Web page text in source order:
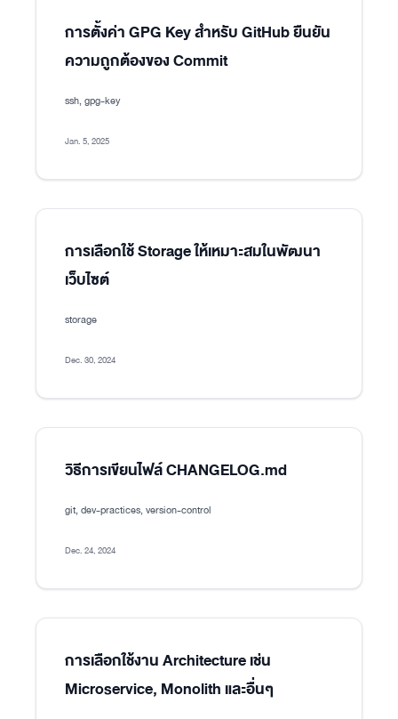
การตั้งค่า GPG Key สำหรับ GitHub ยืนยัน
ความถูกต้องของ Commit
ssh, gpg-key
Jan. 5, 2025
การเลือกใช้ Storage ให้เหมาะสมในพัฒนา
เว็บไซต์
storage
Dec. 30, 2024
วิธีการเขียนไฟล์ CHANGELOG.md
git, dev-practices, version-control
Dec. 24, 2024
การเลือกใช้งาน Architecture เช่น
Microservice, Monolith และอื่นๆ